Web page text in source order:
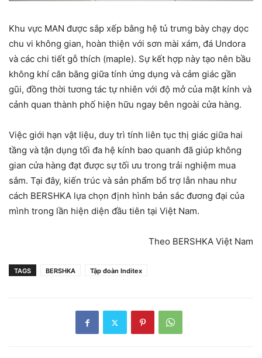
Khu vực MAN được sắp xếp bằng hệ tủ trưng bày chạy dọc
chu vi không gian, hoàn thiện với sơn mài xám, đá Undora
và các chi tiết gỗ thích (maple). Sự kết hợp này tạo nên bầu
không khí cân bằng giữa tính ứng dụng và cảm giác gần
gũi, đồng thời tương tác tự nhiên với độ mở của mặt kính và
cảnh quan thành phố hiện hữu ngay bên ngoài cửa hàng.
Việc giới hạn vật liệu, duy trì tính liên tục thị giác giữa hai
tầng và tận dụng tối đa hệ kính bao quanh đã giúp không
gian cửa hàng đạt được sự tối ưu trong trải nghiệm mua
sắm. Tại đây, kiến trúc và sản phẩm bổ trợ lẫn nhau như
cách BERSHKA lựa chọn định hình bản sắc đương đại của
mình trong lần hiện diện đầu tiên tại Việt Nam.
Theo BERSHKA Việt Nam
TAGS BERSHKA Tập đoàn Inditex